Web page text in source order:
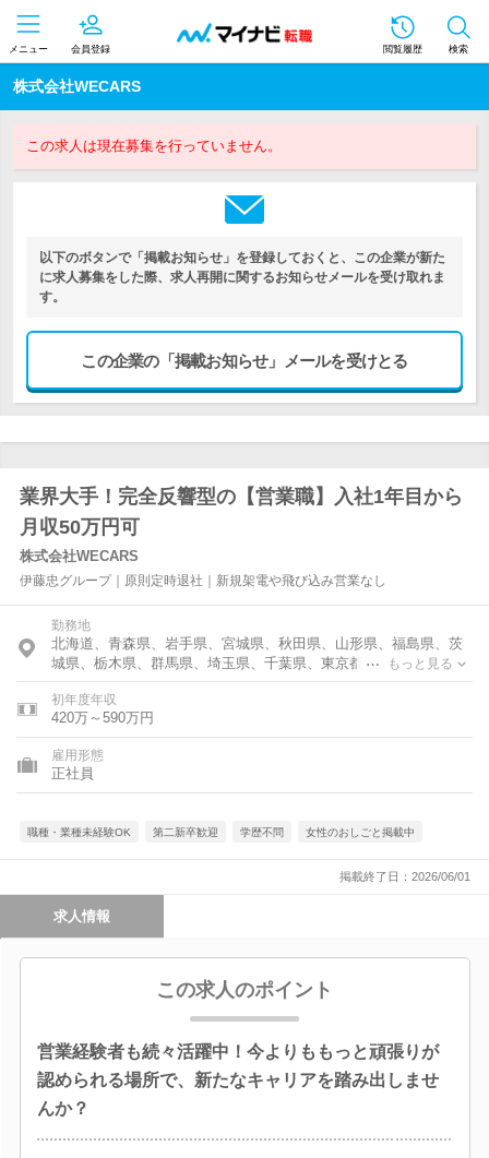
メニュー 会員登録 閲覧履歴 検索
株式会社WECARS
この求人は現在募集を行っていません。
以下のボタンで「掲載お知らせ」を登録しておくと、この企業が新た
に求人募集をした際、求人再開に関するお知らせメールを受け取れま
す。
この企業の「掲載お知らせ」メールを受けとる
業界大手！完全反響型の【営業職】入社1年目から
月収50万円可
株式会社WECARS
伊藤忠グループ｜原則定時退社｜新規架電や飛び込み営業なし
勤務地
北海道、青森県、岩手県、宮城県、秋田県、山形県、福島県、茨
城県、栃木県、群馬県、埼玉県、千葉県、東京都、神奈川県、富
山県、石川県、福井県、新潟県、山梨県、長野県、岐阜県、静岡
県、愛知県、三重県、滋賀県、京都府、大阪府、兵庫県、奈良
県、和歌山県、鳥取県、岡山県、広島県、山口県、徳島県、香川
県、愛媛県、高知県、福岡県、佐賀県、長崎県、熊本県、大分
県、宮崎県、鹿児島県、沖縄県
もっと見る
初年度年収
420万～590万円
雇用形態
正社員
職種・業種未経験OK 第二新卒歓迎 学歴不問 女性のおしごと掲載中
掲載終了日：2026/06/01
求人情報
この求人のポイント
営業経験者も続々活躍中！今よりももっと頑張りが
認められる場所で、新たなキャリアを踏み出しませ
んか？